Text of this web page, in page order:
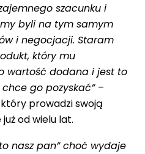
szacunku i
byli na tym samym
i negocjacji. Staram
który mu
wartość dodana i jest to
go pozyskać” –
prowadzi swoją
od wielu lat.
nasz pan” choć wydaje